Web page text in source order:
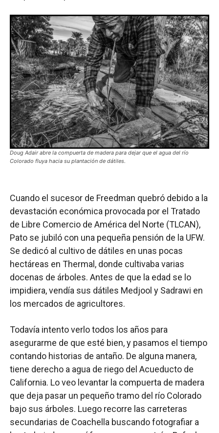
Doug Adair abre la compuerta de madera para dejar que el agua del río
Colorado fluya hacia su plantación de dátiles.
Cuando el sucesor de Freedman quebró debido a la
devastación económica provocada por el Tratado
de Libre Comercio de América del Norte (TLCAN),
Pato se jubiló con una pequeña pensión de la UFW.
Se dedicó al cultivo de dátiles en unas pocas
hectáreas en Thermal, donde cultivaba varias
docenas de árboles. Antes de que la edad se lo
impidiera, vendía sus dátiles Medjool y Sadrawi en
los mercados de agricultores.
Todavía intento verlo todos los años para
asegurarme de que esté bien, y pasamos el tiempo
contando historias de antaño. De alguna manera,
tiene derecho a agua de riego del Acueducto de
California. Lo veo levantar la compuerta de madera
que deja pasar un pequeño tramo del río Colorado
bajo sus árboles. Luego recorre las carreteras
secundarias de Coachella buscando fotografiar a